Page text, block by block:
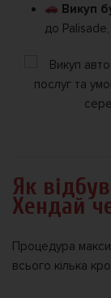
Викуп
до
Як
Хендай
Процедура
всього кілька